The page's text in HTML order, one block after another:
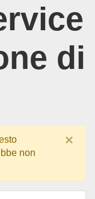
di
non
×